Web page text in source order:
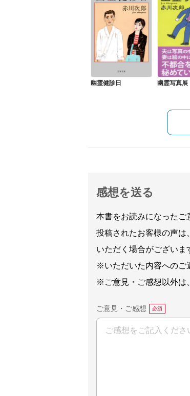
幽霊健診日 幽霊写真展
感想を送る
本書をお読みになったご
投稿されたお客様の声は
いただく場合がございま
※いただいた内容へのご
※ご意見・ご感想以外は、
ご意見・ご感想